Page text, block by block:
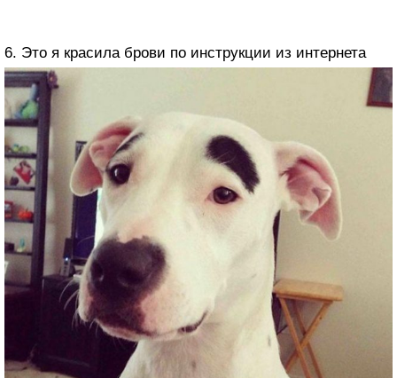
6. Это я красила брови по инструкции из интернета